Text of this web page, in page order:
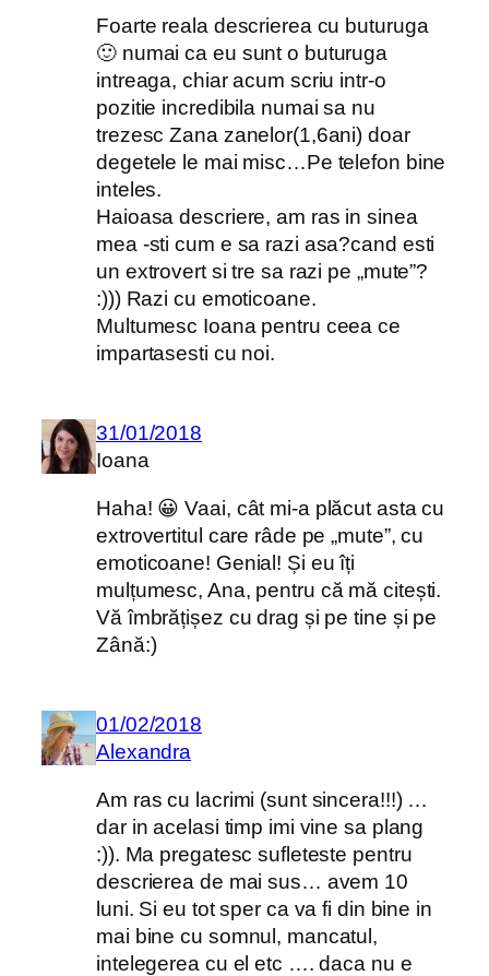
Foarte reala descrierea cu buturuga
🙂 numai ca eu sunt o buturuga
intreaga, chiar acum scriu intr-o
pozitie incredibila numai sa nu
trezesc Zana zanelor(1,6ani) doar
degetele le mai misc…Pe telefon bine
inteles.
Haioasa descriere, am ras in sinea
mea -sti cum e sa razi asa?cand esti
un extrovert si tre sa razi pe „mute”?
:))) Razi cu emoticoane.
Multumesc Ioana pentru ceea ce
impartasesti cu noi.
31/01/2018
Ioana
Haha! 😀 Vaai, cât mi-a plăcut asta cu
extrovertitul care râde pe „mute”, cu
emoticoane! Genial! Și eu îți
mulțumesc, Ana, pentru că mă citești.
Vă îmbrățișez cu drag și pe tine și pe
Zână:)
01/02/2018
Alexandra
Am ras cu lacrimi (sunt sincera!!!) …
dar in acelasi timp imi vine sa plang
:)). Ma pregatesc sufleteste pentru
descrierea de mai sus… avem 10
luni. Si eu tot sper ca va fi din bine in
mai bine cu somnul, mancatul,
intelegerea cu el etc …. daca nu e